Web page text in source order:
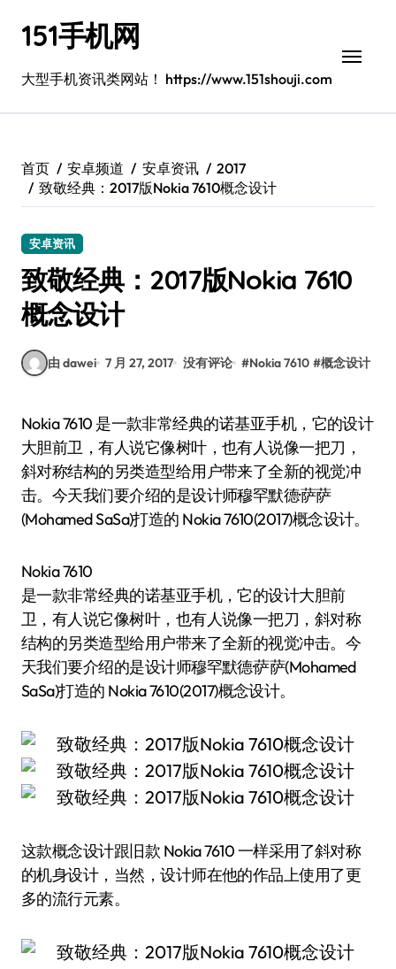
151手机网
大型手机资讯类网站！ https://www.151shouji.com
首页 安卓频道 安卓资讯
2017
致敬经典：2017版Nokia 7610概念设计
安卓资讯
致敬经典：2017版Nokia 7610
概念设计
由 dawei 7 月 27, 2017 没有评论 #Nokia 7610 #概念设计
Nokia 7610 是一款非常经典的诺基亚手机，它的设计
大胆前卫，有人说它像树叶，也有人说像一把刀，
斜对称结构的另类造型给用户带来了全新的视觉冲
击。今天我们要介绍的是设计师穆罕默德·萨萨
(Mohamed SaSa)打造的 Nokia 7610(2017)概念设计。
Nokia 7610
是一款非常经典的诺基亚手机，它的设计大胆前
卫，有人说它像树叶，也有人说像一把刀，斜对称
结构的另类造型给用户带来了全新的视觉冲击。今
天我们要介绍的是设计师穆罕默德·萨萨(Mohamed
SaSa)打造的 Nokia 7610(2017)概念设计。
这款概念设计跟旧款 Nokia 7610 一样采用了斜对称
的机身设计，当然，设计师在他的作品上使用了更
多的流行元素。